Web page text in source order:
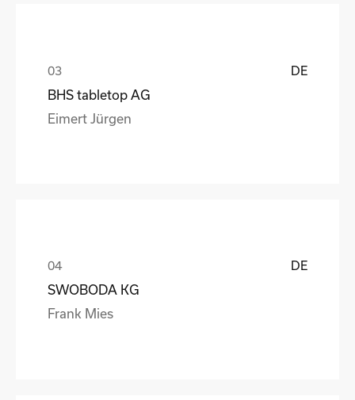
DE
BHS tabletop AG
Eimert Jürgen
DE
SWOBODA KG
Frank Mies